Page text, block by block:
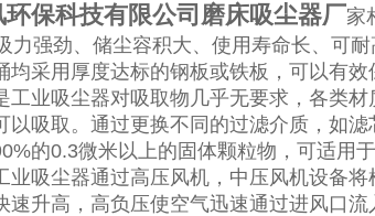
保科技有限公司磨床吸尘器厂家
力强劲、储尘容积大、使用寿命长、可
均采用厚度达标的钢板或铁板，可以有效
工业吸尘器对吸取物几乎无要求，各类材
以吸取。通过更换不同的过滤介质，如滤
的0.3微米以上的固体颗粒物，可适用
业吸尘器通过高压风机，中压风机设备
速升高，高负压使空气迅速通过进风口流